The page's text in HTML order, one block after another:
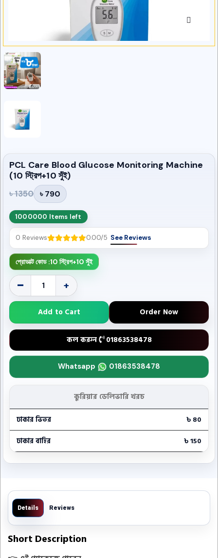
PCL Care Blood Glucose Monitoring Machine
(10 স্ট্রিপ+10 সুঁই)
৳ 1350 ৳ 790
1000000 Items left
0 Reviews 0.00/5 See Reviews
প্রোডাক্ট কোড :10 স্ট্রিপ+10 সুঁই
- +
Add to Cart Order Now
কল করুন 01863538478
Whatsapp 01863538478
কুরিয়ার ডেলিভারি খরচ
ঢাকার ভিতর
৳ 80
ঢাকার বাহির
৳ 150
Details Reviews
Short Description